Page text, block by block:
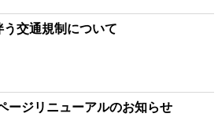
交通規制について
ージリニューアルのお知らせ